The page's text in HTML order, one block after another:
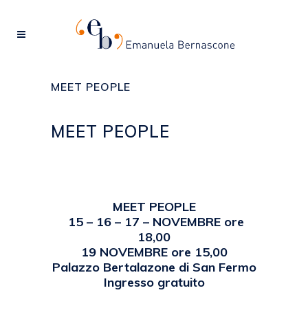
MEET PEOPLE
MEET PEOPLE
MEET PEOPLE
15 – 16 – 17 – NOVEMBRE ore
18,00
19 NOVEMBRE ore 15,00
Palazzo Bertalazone di San Fermo
Ingresso gratuito